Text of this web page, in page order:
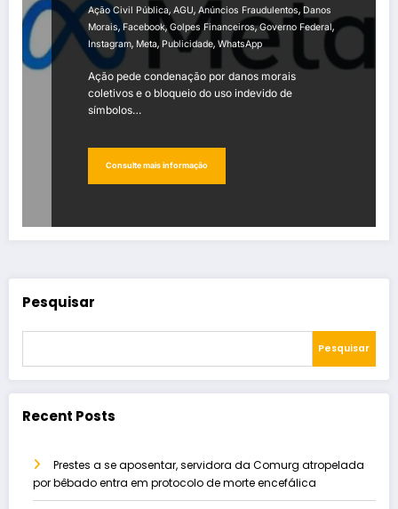
Ação Civil Pública, AGU, Anúncios Fraudulentos, Danos
Morais, Facebook, Golpes Financeiros,Governo Federal,
Instagram, Meta, Publicidade, WhatsApp
Ação pede condenação por danos morais
coletivos e o bloqueio do uso indevido de
símbolos…
Consulte mais informação
Pesquisar
Pesquisar
Recent Posts
Prestes a se aposentar, servidora da Comurg atropelada
por bêbado entra em protocolo de morte encefálica